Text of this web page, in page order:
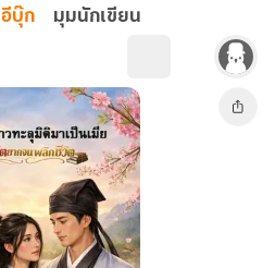
อีบุ๊ก มุมนักเขียน